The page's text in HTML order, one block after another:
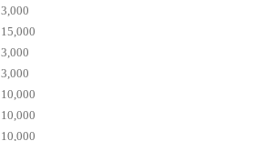
3,000
15,000
3,000
3,000
10,000
10,000
10,000